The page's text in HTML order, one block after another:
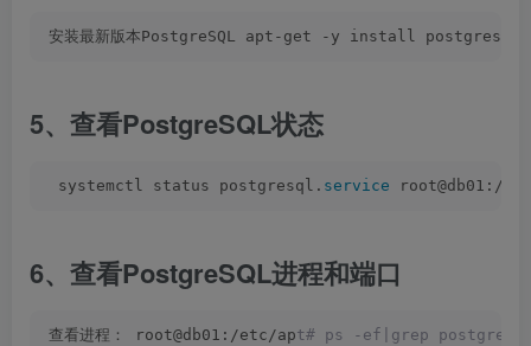
安装最新版本PostgreSQL apt-get -y install
5、查看PostgreSQL状态
systemctl status postgresql. service root@db01:/
6、查看PostgreSQL进程和端口
查看进程： root@db01:/etc/apt# ps -ef|grep postgre